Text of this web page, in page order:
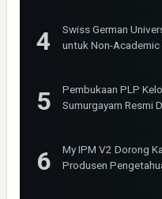
Swiss German
untuk Non-
Pembukaan PLP
Sumurgayam Resmi
My IPM V2 Dorong
Produsen